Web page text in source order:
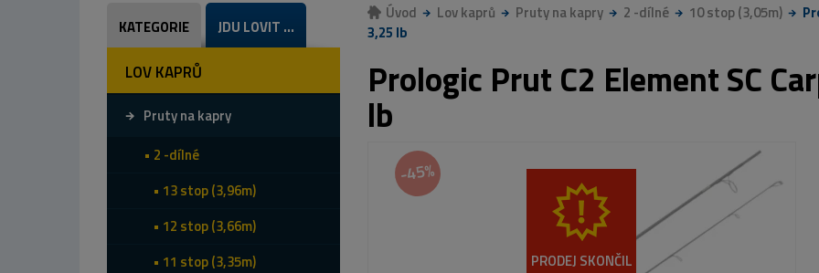
KATEGORIE JDU LOVIT ...
LOV KAPRŮ
Pruty na kapry
2 -dílné
13 stop (3,96m)
12 stop (3,66m)
11 stop (3,35m)
Úvod Lov kaprů Pruty na kapry 2 -dílné 10 stop (3,05m)
3,25 lb
Prologic Prut C2 Element SC
lb
-45%
PRODEJ SKONČIL